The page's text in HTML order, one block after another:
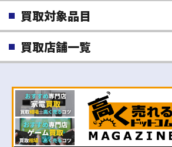
買取対象品目
買取店舗一覧